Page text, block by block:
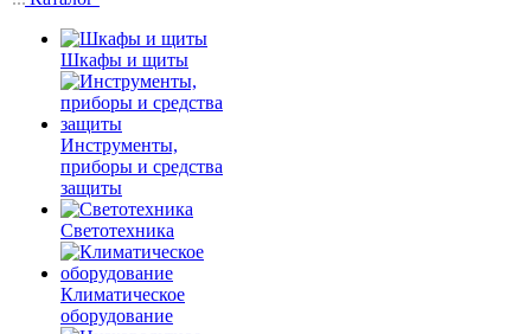
Шкафы и щиты
Инструменты,
приборы и средства
защиты
Светотехника
Климатическое
оборудование